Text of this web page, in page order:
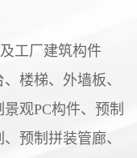
工厂建筑构件
楼梯、外墙板、
观PC构件、预制
、预制拼装管廊、